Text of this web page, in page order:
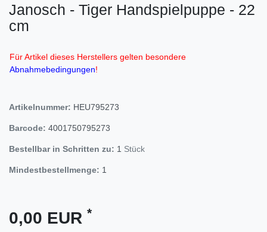
Janosch - Tiger Handspielpuppe - 22
cm
Für Artikel dieses Herstellers gelten besondere
Abnahmebedingungen!
Artikelnummer: HEU795273
Barcode: 4001750795273
Bestellbar in Schritten zu: 1 Stück
Mindestbestellmenge: 1
0,00 EUR *